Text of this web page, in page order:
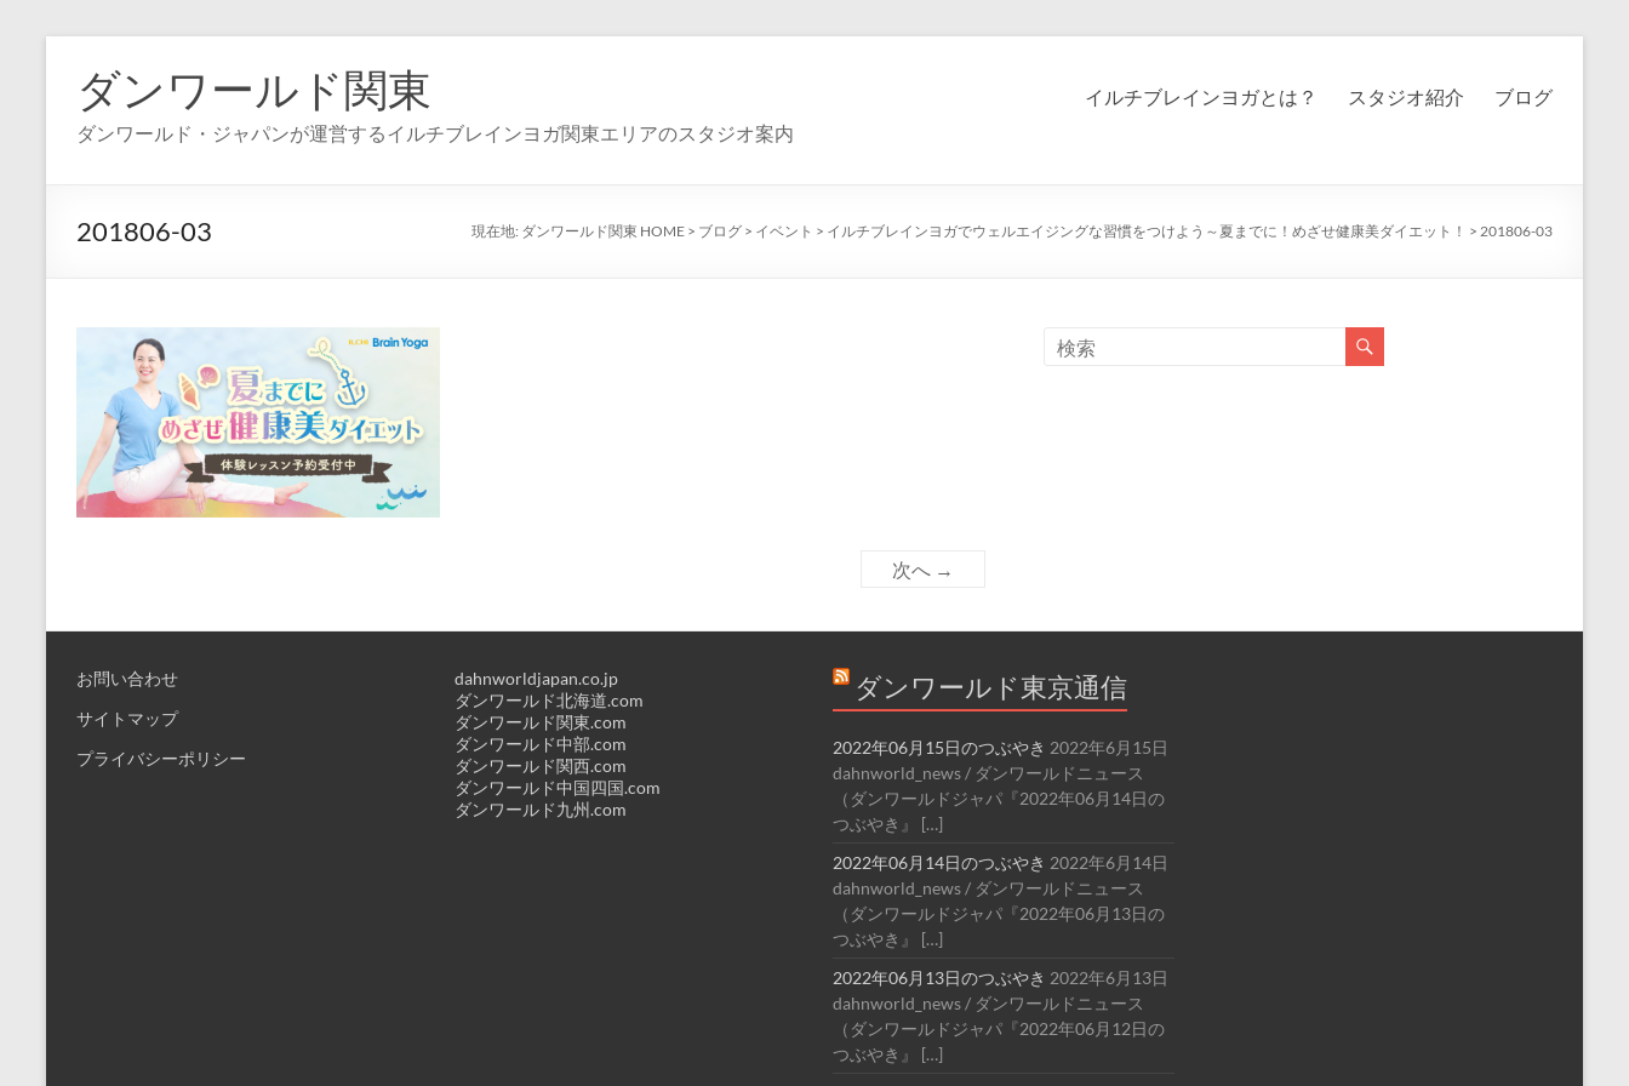
ダンワールド関東
ダンワールド・ジャパンが運営するイルチブレインヨガ関東エリアのスタジオ案内
イルチブレインヨガとは？ スタジオ紹介 ブログ
201806-03 現在地: ダンワールド関東 HOME > ブログ > イベント > イルチブレインヨガでウェルエイジングな習慣をつけよう～夏までに！めざせ健康美ダイエット！ > 201806-03
次へ →
お問い合わせ
サイトマップ
プライバシーポリシー
dahnworldjapan.co.jp
ダンワールド北海道.com
ダンワールド関東.com
ダンワールド中部.com
ダンワールド関西.com
ダンワールド中国四国.com
ダンワールド九州.com
ダンワールド東京通信
2022年06月15日のつぶやき 2022年6月15日
dahnworld_news / ダンワールドニュース
（ダンワールドジャパ『2022年06月14日の
つぶやき』 […]
2022年06月14日のつぶやき 2022年6月14日
dahnworld_news / ダンワールドニュース
（ダンワールドジャパ『2022年06月13日の
つぶやき』 […]
2022年06月13日のつぶやき 2022年6月13日
dahnworld_news / ダンワールドニュース
（ダンワールドジャパ『2022年06月12日の
つぶやき』 […]